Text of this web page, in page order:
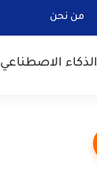
من نحن
الذكاء الاصطناعي